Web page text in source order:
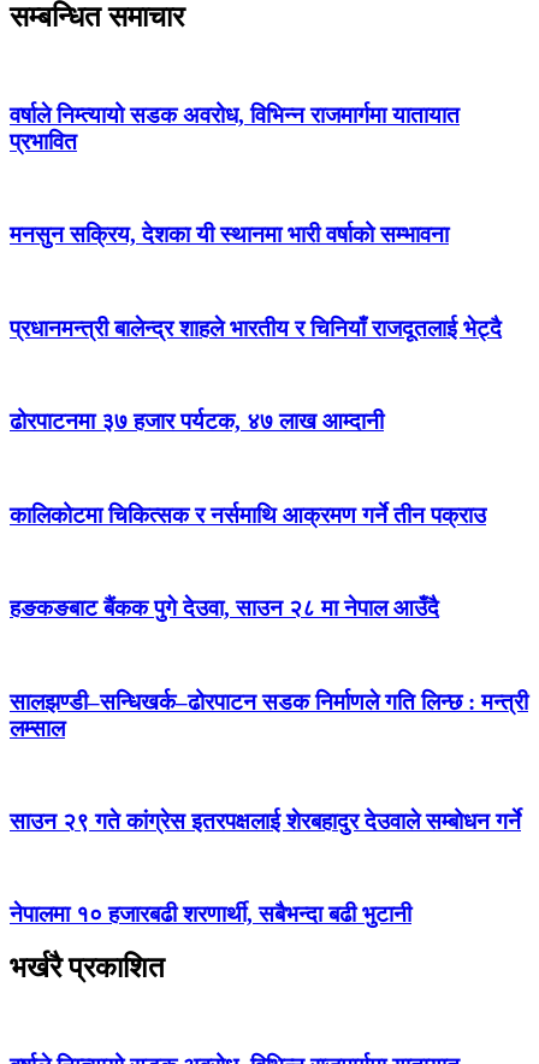
सम्बन्धित समाचार
वर्षाले निम्त्यायो सडक अवरोध, विभिन्न राजमार्गमा यातायात
प्रभावित
मनसुन सक्रिय, देशका यी स्थानमा भारी वर्षाको सम्भावना
प्रधानमन्त्री बालेन्द्र शाहले भारतीय र चिनियाँ राजदूतलाई भेट्दै
ढोरपाटनमा ३७ हजार पर्यटक, ४७ लाख आम्दानी
कालिकोटमा चिकित्सक र नर्समाथि आक्रमण गर्ने तीन पक्राउ
हङकङबाट बैंकक पुगे देउवा, साउन २८ मा नेपाल आउँदै
सालझण्डी–सन्धिखर्क–ढोरपाटन सडक निर्माणले गति लिन्छ : मन्त्री
लम्साल
साउन २९ गते कांग्रेस इतरपक्षलाई शेरबहादुर देउवाले सम्बोधन गर्ने
नेपालमा १० हजारबढी शरणार्थी, सबैभन्दा बढी भुटानी
भर्खरै प्रकाशित